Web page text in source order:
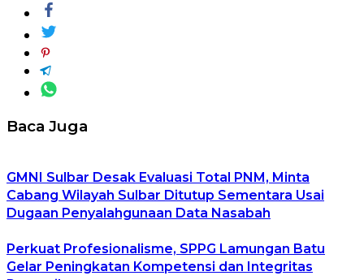
Baca Juga
GMNI Sulbar Desak Evaluasi Total PNM, Minta
Cabang Wilayah Sulbar Ditutup Sementara Usai
Dugaan Penyalahgunaan Data Nasabah
Perkuat Profesionalisme, SPPG Lamungan Batu
Gelar Peningkatan Kompetensi dan Integritas